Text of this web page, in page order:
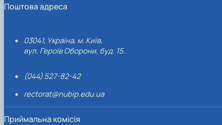
Поштова адреса
03041, Україна, м. Київ,
вул. Героїв Оборони, буд. 15.
(044) 527-82-42
rectorat@nubip.edu.ua
Приймальна комісія